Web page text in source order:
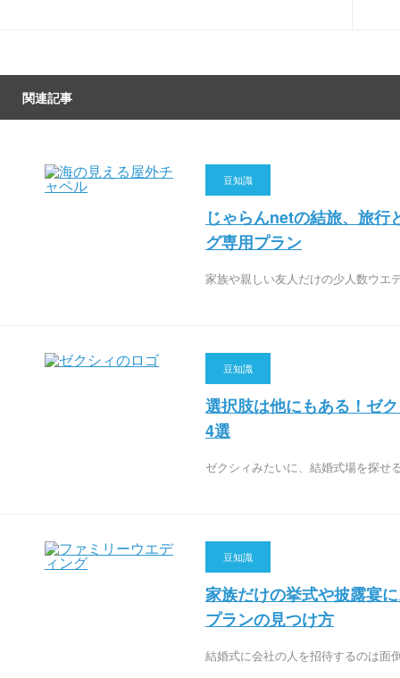
関連記事
豆知識
じゃらんnetの結旅、旅行
グ専用プラン
家族や親しい友人だけの少人数ウ
豆知識
選択肢は他にもある！ゼ
4選
ゼクシィみたいに、結婚式場を探
豆知識
家族だけの挙式や披露宴
プランの見つけ方
結婚式に会社の人を招待するのは